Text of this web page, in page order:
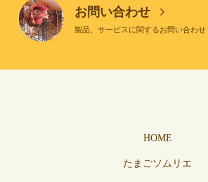
お問い合わせ
製品、サービスに関するお問い合わせ
HOME
たまごソムリエ